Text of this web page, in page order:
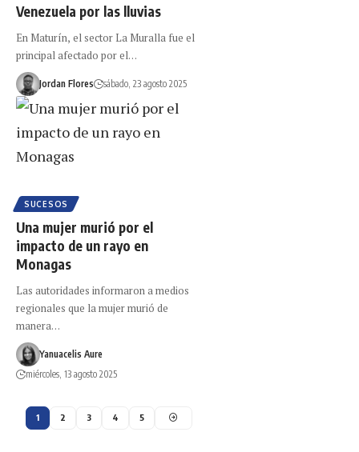
Venezuela por las lluvias
En Maturín, el sector La Muralla fue el
principal afectado por el…
Jordan Flores sábado, 23 agosto 2025
SUCESOS
Una mujer murió por el
impacto de un rayo en
Monagas
Las autoridades informaron a medios
regionales que la mujer murió de
manera…
Yanuacelis Aure
miércoles, 13 agosto 2025
1 2 3 4 5